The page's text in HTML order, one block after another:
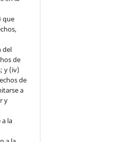
que
del
de
y (iv)
de
a
y
la